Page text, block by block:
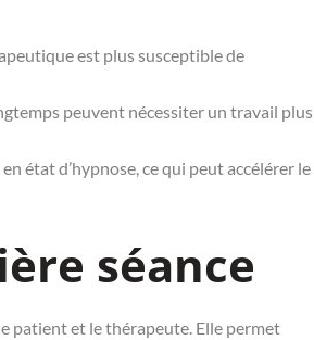
est plus susceptible de
peuvent nécessiter un travail plus
état d’hypnose, ce qui peut accélérer le
séance
patient et le thérapeute. Elle permet